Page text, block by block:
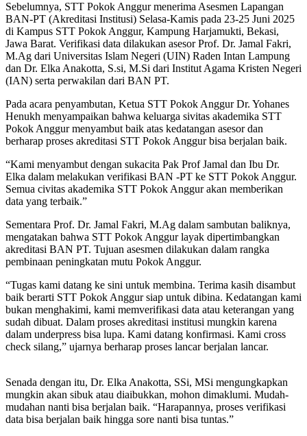
Sebelumnya, STT Pokok Anggur menerima Asesmen Lapangan
BAN-PT (Akreditasi Institusi) Selasa-Kamis pada 23-25 Juni 2025
di Kampus STT Pokok Anggur, Kampung Harjamukti, Bekasi,
Jawa Barat. Verifikasi data dilakukan asesor Prof. Dr. Jamal Fakri,
M.Ag dari Universitas Islam Negeri (UIN) Raden Intan Lampung
dan Dr. Elka Anakotta, S.si, M.Si dari Institut Agama Kristen Negeri
(IAN) serta perwakilan dari BAN PT.
Pada acara penyambutan, Ketua STT Pokok Anggur Dr. Yohanes
Henukh menyampaikan bahwa keluarga sivitas akademika STT
Pokok Anggur menyambut baik atas kedatangan asesor dan
berharap proses akreditasi STT Pokok Anggur bisa berjalan baik.
“Kami menyambut dengan sukacita Pak Prof Jamal dan Ibu Dr.
Elka dalam melakukan verifikasi BAN -PT ke STT Pokok Anggur.
Semua civitas akademika STT Pokok Anggur akan memberikan
data yang terbaik.”
Sementara Prof. Dr. Jamal Fakri, M.Ag dalam sambutan baliknya,
mengatakan bahwa STT Pokok Anggur layak dipertimbangkan
akreditasi BAN PT. Tujuan asesmen dilakukan dalam rangka
pembinaan peningkatan mutu Pokok Anggur.
“Tugas kami datang ke sini untuk membina. Terima kasih disambut
baik berarti STT Pokok Anggur siap untuk dibina. Kedatangan kami
bukan menghakimi, kami memverifikasi data atau keterangan yang
sudah dibuat. Dalam proses akreditasi institusi mungkin karena
dalam underpress bisa lupa. Kami datang konfirmasi. Kami cross
check silang,” ujarnya berharap proses lancar berjalan lancar.
Senada dengan itu, Dr. Elka Anakotta, SSi, MSi mengungkapkan
mungkin akan sibuk atau diaibukkan, mohon dimaklumi. Mudah-
mudahan nanti bisa berjalan baik. “Harapannya, proses verifikasi
data bisa berjalan baik hingga sore nanti bisa tuntas.”